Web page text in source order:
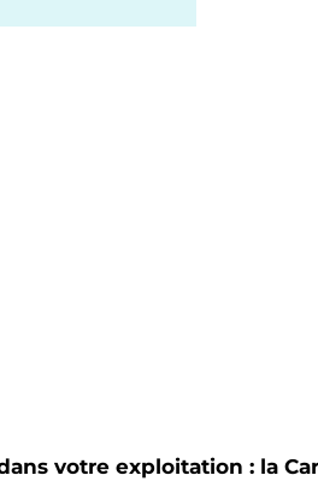
votre exploitation : la